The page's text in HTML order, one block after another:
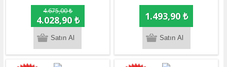
4.675,00 ₺
4.028,90 ₺ 1.493,90 ₺